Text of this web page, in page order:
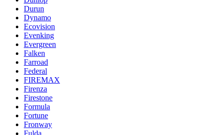
Durun
Dynamo
Ecovision
Evenking
Evergreen
Falken
Farroad
Federal
FIREMAX
Firenza
Firestone
Formula
Fortune
Fronway
Fulda